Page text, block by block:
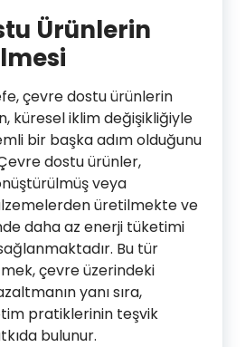
Ürünlerin
çevre dostu ürünlerin
küresel iklim değişikliğiyle
bir başka adım olduğunu
dostu ürünler,
veya
üretilmekte ve
daha az enerji tüketimi
Bu tür
çevre üzerindeki
yanı sıra,
pratiklerinin teşvik
bulunur.